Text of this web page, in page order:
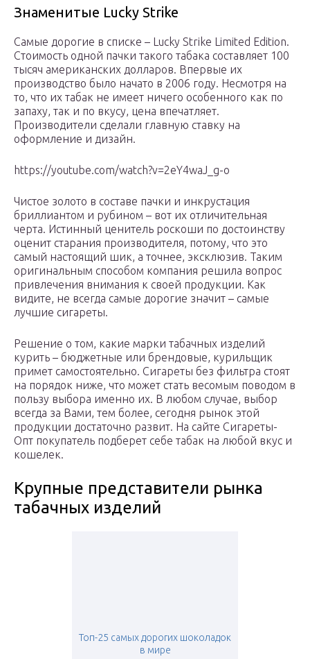
Знаменитые Lucky Strike
Самые дорогие в списке – Lucky Strike Limited Edition.
Стоимость одной пачки такого табака составляет 100
тысяч американских долларов. Впервые их
производство было начато в 2006 году. Несмотря на
то, что их табак не имеет ничего особенного как по
запаху, так и по вкусу, цена впечатляет.
Производители сделали главную ставку на
оформление и дизайн.
https://youtube.com/watch?v=2eY4waJ_g-o
Чистое золото в составе пачки и инкрустация
бриллиантом и рубином – вот их отличительная
черта. Истинный ценитель роскоши по достоинству
оценит старания производителя, потому, что это
самый настоящий шик, а точнее, эксклюзив. Таким
оригинальным способом компания решила вопрос
привлечения внимания к своей продукции. Как
видите, не всегда самые дорогие значит – самые
лучшие сигареты.
Решение о том, какие марки табачных изделий
курить – бюджетные или брендовые, курильщик
примет самостоятельно. Сигареты без фильтра стоят
на порядок ниже, что может стать весомым поводом в
пользу выбора именно их. В любом случае, выбор
всегда за Вами, тем более, сегодня рынок этой
продукции достаточно развит. На сайте Сигареты-
Опт покупатель подберет себе табак на любой вкус и
кошелек.
Крупные представители рынка
табачных изделий
Топ-25 самых дорогих шоколадок
в мире